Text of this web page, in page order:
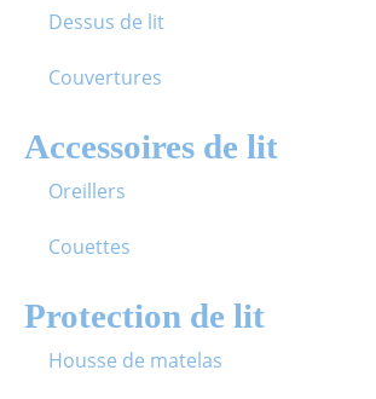
Dessus de lit
Couvertures
Accessoires de lit
Oreillers
Couettes
Protection de lit
Housse de matelas